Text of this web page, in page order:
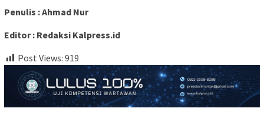
Penulis : Ahmad Nur
Editor : Redaksi Kalpress.id
Post Views: 919